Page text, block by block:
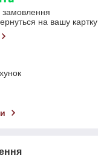
замовлення
на вашу картку